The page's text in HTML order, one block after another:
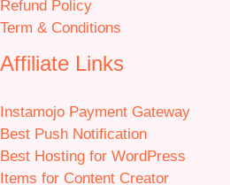
Refund Policy
Term & Conditions
Affiliate Links
Instamojo Payment Gateway
Best Push Notification
Best Hosting for WordPress
Items for Content Creator